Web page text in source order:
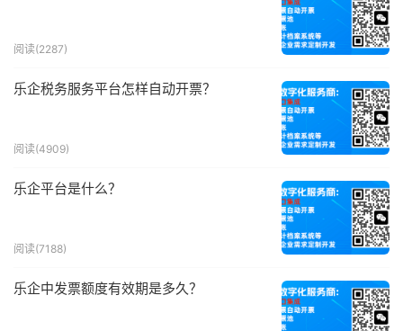
阅读(2287)
乐企税务服务平台怎样自动开票？
阅读(4909)
乐企平台是什么？
阅读(7188)
乐企中发票额度有效期是多久？